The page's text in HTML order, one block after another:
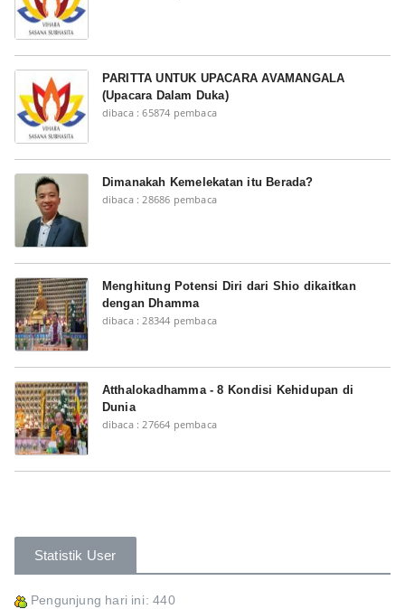
PARITTA UNTUK UPACARA AVAMANGALA
(Upacara Dalam Duka)
dibaca : 65874 pembaca
Dimanakah Kemelekatan itu Berada?
dibaca : 28686 pembaca
Menghitung Potensi Diri dari Shio dikaitkan
dengan Dhamma
dibaca : 28344 pembaca
Atthalokadhamma - 8 Kondisi Kehidupan di
Dunia
dibaca : 27664 pembaca
Statistik User
Pengunjung hari ini: 440